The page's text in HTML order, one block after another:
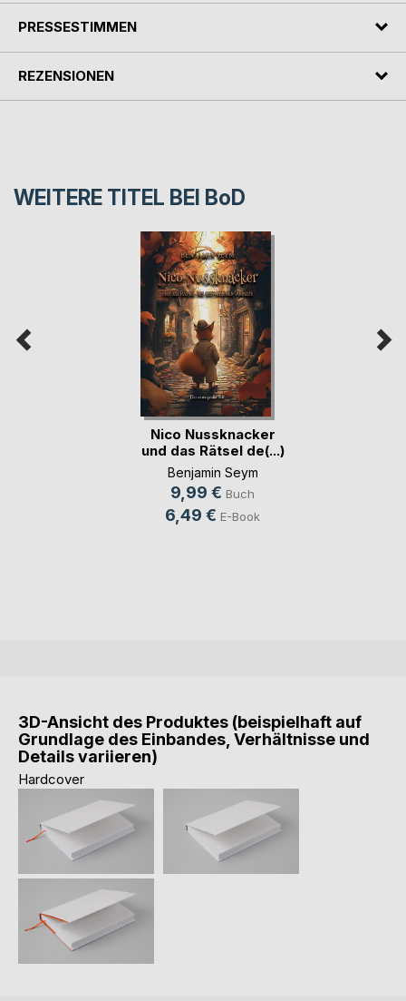
PRESSESTIMMEN
REZENSIONEN
WEITERE TITEL BEI BoD
Nico Nussknacker
und das Rätsel de(...)
Benjamin Seym
9,99 € Buch
6,49 € E-Book
3D-Ansicht des Produktes (beispielhaft auf
Grundlage des Einbandes, Verhältnisse und
Details variieren)
Hardcover